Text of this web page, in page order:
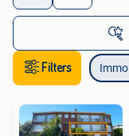
Filters Immo